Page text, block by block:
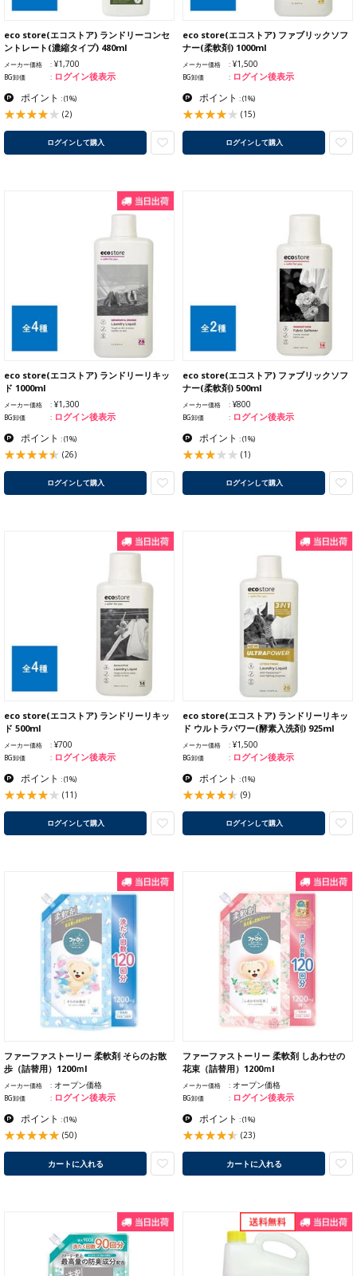
eco store(エコストア) ランドリーコンセ
ントレート(濃縮タイプ) 480ml
メーカー価格 ¥1,700
BG卸価 ログイン後表示
ポイント :(1%)
(2)
ログインして購入
eco store(エコストア) ファブリックソフ
ナー(柔軟剤) 1000ml
メーカー価格 ¥1,500
BG卸価 ログイン後表示
ポイント :(1%)
(15)
ログインして購入
eco store(エコストア) ランドリーリキッ
ド 1000ml
メーカー価格 ¥1,300
BG卸価 ログイン後表示
ポイント :(1%)
(26)
ログインして購入
eco store(エコストア) ファブリックソフ
ナー(柔軟剤) 500ml
メーカー価格 ¥800
BG卸価 ログイン後表示
ポイント :(1%)
(1)
ログインして購入
eco store(エコストア) ランドリーリキッ
ド 500ml
メーカー価格 ¥700
BG卸価 ログイン後表示
ポイント :(1%)
(11)
ログインして購入
eco store(エコストア) ランドリーリキッ
ド ウルトラパワー(酵素入洗剤) 925ml
メーカー価格 ¥1,500
BG卸価 ログイン後表示
ポイント :(1%)
(9)
ログインして購入
ファーファストーリー 柔軟剤 そらのお散
歩（詰替用）1200ｍl
メーカー価格 オープン価格
BG卸価 ログイン後表示
ポイント :(1%)
(50)
カートに入れる
ファーファストーリー 柔軟剤 しあわせの
花束（詰替用）1200ｍl
メーカー価格 オープン価格
BG卸価 ログイン後表示
ポイント :(1%)
(23)
カートに入れる